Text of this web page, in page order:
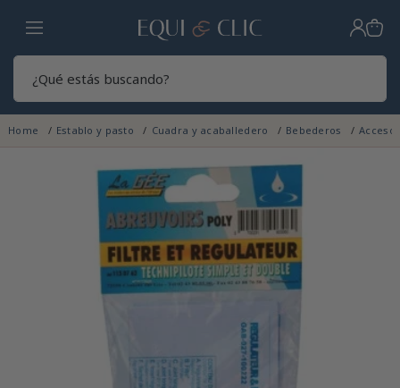
Hogar
Home Establo y pasto Cuadra y acaballedero Bebederos